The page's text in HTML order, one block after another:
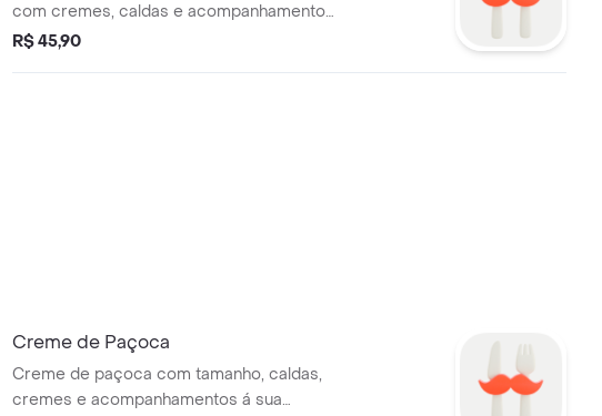
com cremes, caldas e acompanhamentos
a sua escolha. Imagem Ilustrativa
R$ 45,90
Creme de Paçoca
Creme de paçoca com tamanho, caldas,
cremes e acompanhamentos á sua